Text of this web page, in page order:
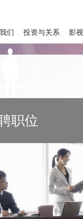
们 投资与关系 影
职位